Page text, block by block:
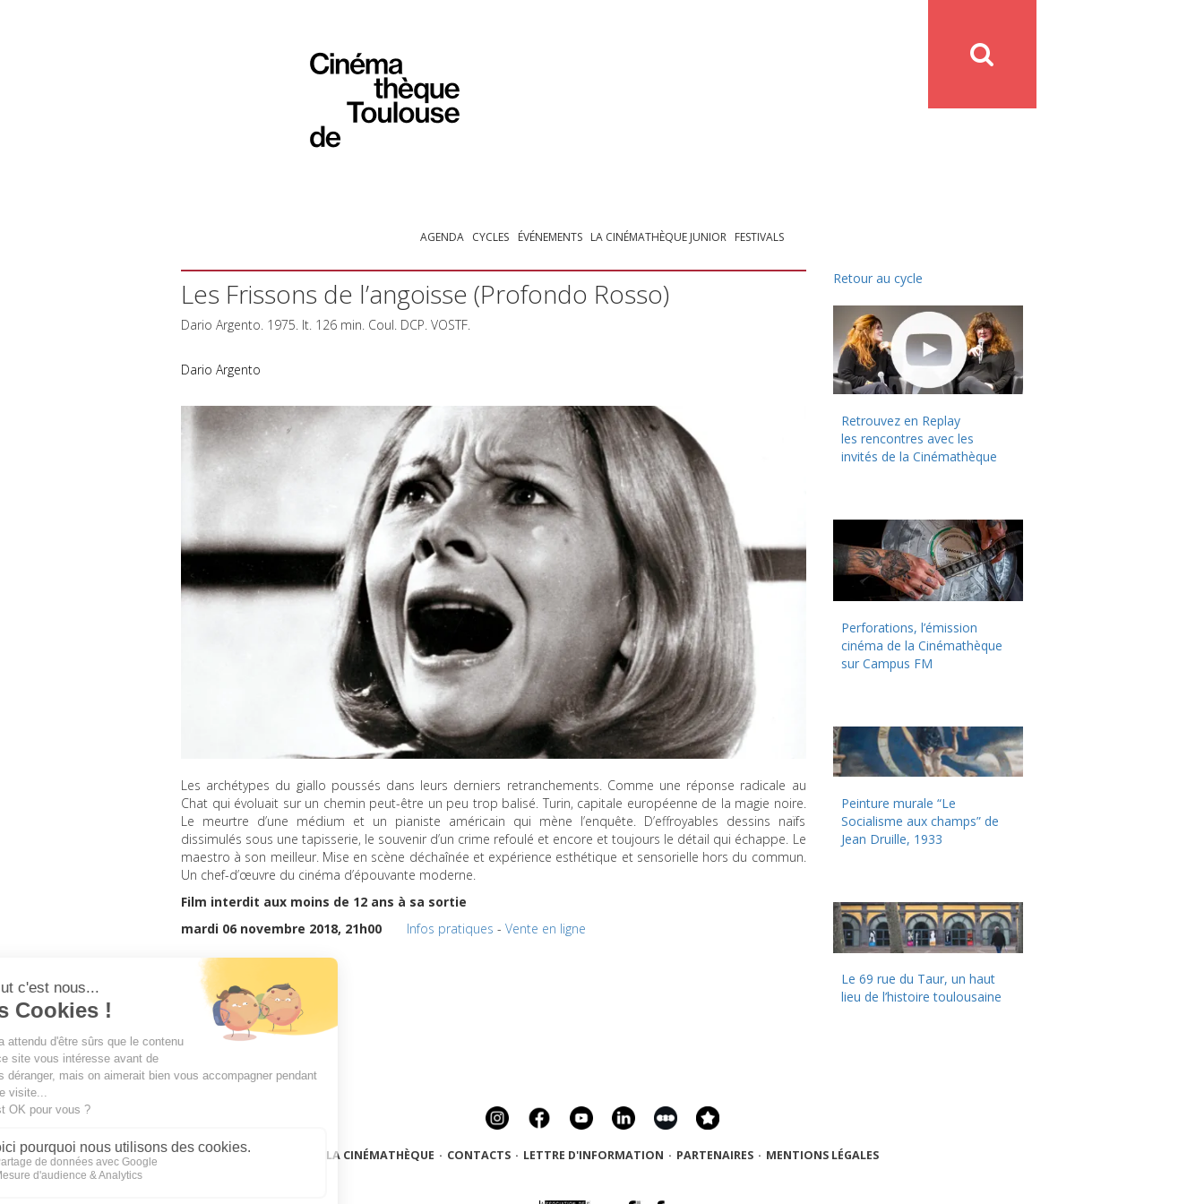
AGENDA CYCLES ÉVÉNEMENTS LA CINÉMATHÈQUE JUNIOR FESTIVALS
Les Frissons de l’angoisse (Profondo Rosso)
Dario Argento. 1975. It. 126 min. Coul. DCP. VOSTF.
Dario Argento
Les archétypes du giallo poussés dans leurs derniers retranchements. Comme une réponse radicale au
Chat qui évoluait sur un chemin peut-être un peu trop balisé. Turin, capitale européenne de la magie noire.
Le meurtre d’une médium et un pianiste américain qui mène l’enquête. D’effroyables dessins naïfs
dissimulés sous une tapisserie, le souvenir d’un crime refoulé et encore et toujours le détail qui échappe. Le
maestro à son meilleur. Mise en scène déchaînée et expérience esthétique et sensorielle hors du commun.
Un chef-d’œuvre du cinéma d’épouvante moderne.
Film interdit aux moins de 12 ans à sa sortie
mardi 06 novembre 2018, 21h00
Infos pratiques - Vente en ligne
Retour au cycle
Retrouvez en Replay
les rencontres avec les
invités de la Cinémathèque
Perforations, l’émission
cinéma de la Cinémathèque
sur Campus FM
Peinture murale “Le
Socialisme aux champs” de
Jean Druille, 1933
Le 69 rue du Taur, un haut
lieu de l’histoire toulousaine
LA CINÉMATHÈQUE · CONTACTS · LETTRE D'INFORMATION · PARTENAIRES · MENTIONS LÉGALES